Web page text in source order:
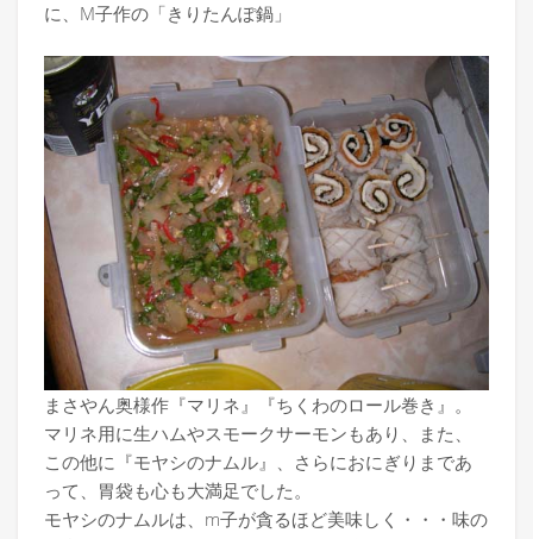
に、M子作の「きりたんぽ鍋」
まさやん奥様作『マリネ』『ちくわのロール巻き』。
マリネ用に生ハムやスモークサーモンもあり、また、
この他に『モヤシのナムル』、さらにおにぎりまであ
って、胃袋も心も大満足でした。
モヤシのナムルは、m子が貪るほど美味しく・・・味の